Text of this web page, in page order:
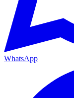
WhatsApp